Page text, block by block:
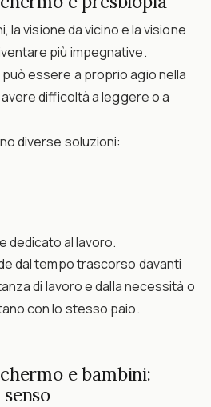
la visione da vicino e la visione
più impegnative.
essere a proprio agio nella
difficoltà a leggere o a
diverse soluzioni:
dedicato al lavoro.
dal tempo trascorso davanti
di lavoro e dalla necessità o
con lo stesso paio.
e bambini: